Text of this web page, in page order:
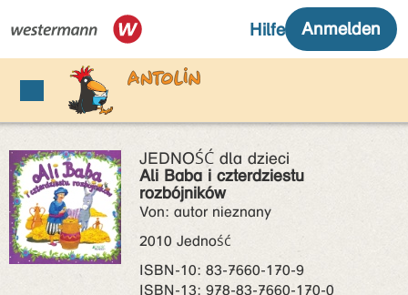
JEDNOŚĆ dla dzieci
Ali Baba i czterdziestu
rozbójników
Von: autor nieznany
2010 Jedność
ISBN‑10: 83-7660-170-9
ISBN‑13: 978-83-7660-170-0